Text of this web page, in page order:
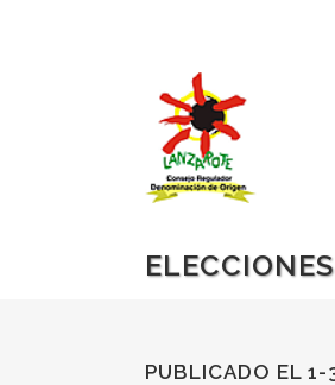
PUBLICADO EL